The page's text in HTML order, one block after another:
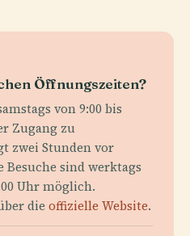
Öffnungszeiten?
von 9:00 bis
Zugang zu
zwei Stunden vor
sind werktags
Uhr möglich.
die offizielle Website.